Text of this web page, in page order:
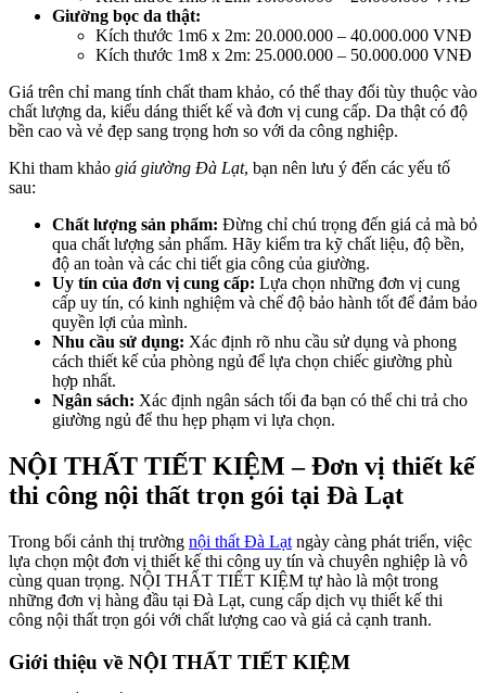
Giường bọc da thật:
Kích thước 1m6 x 2m: 20.000.000 – 40.000.000 VNĐ
Kích thước 1m8 x 2m: 25.000.000 – 50.000.000 VNĐ
Giá trên chỉ mang tính chất tham khảo, có thể thay đổi tùy thuộc vào
chất lượng da, kiểu dáng thiết kế và đơn vị cung cấp. Da thật có độ
bền cao và vẻ đẹp sang trọng hơn so với da công nghiệp.
Khi tham khảo giá giường Đà Lạt, bạn nên lưu ý đến các yếu tố
sau:
Chất lượng sản phẩm: Đừng chỉ chú trọng đến giá cả mà bỏ
qua chất lượng sản phẩm. Hãy kiểm tra kỹ chất liệu, độ bền,
độ an toàn và các chi tiết gia công của giường.
Uy tín của đơn vị cung cấp: Lựa chọn những đơn vị cung
cấp uy tín, có kinh nghiệm và chế độ bảo hành tốt để đảm bảo
quyền lợi của mình.
Nhu cầu sử dụng: Xác định rõ nhu cầu sử dụng và phong
cách thiết kế của phòng ngủ để lựa chọn chiếc giường phù
hợp nhất.
Ngân sách: Xác định ngân sách tối đa bạn có thể chi trả cho
giường ngủ để thu hẹp phạm vi lựa chọn.
NỘI THẤT TIẾT KIỆM – Đơn vị thiết kế
thi công nội thất trọn gói tại Đà Lạt
Trong bối cảnh thị trường nội thất Đà Lạt ngày càng phát triển, việc
lựa chọn một đơn vị thiết kế thi công uy tín và chuyên nghiệp là vô
cùng quan trọng. NỘI THẤT TIẾT KIỆM tự hào là một trong
những đơn vị hàng đầu tại Đà Lạt, cung cấp dịch vụ thiết kế thi
công nội thất trọn gói với chất lượng cao và giá cả cạnh tranh.
Giới thiệu về NỘI THẤT TIẾT KIỆM